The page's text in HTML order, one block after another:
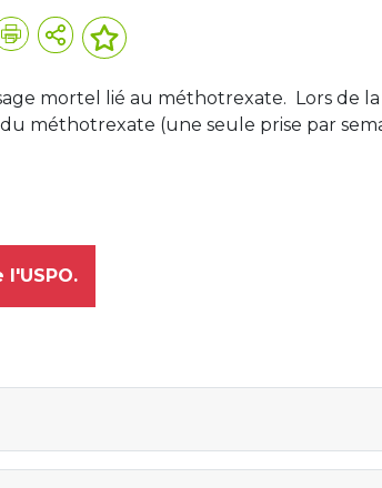
mortel lié au méthotrexate. Lors de la
méthotrexate (une seule prise par